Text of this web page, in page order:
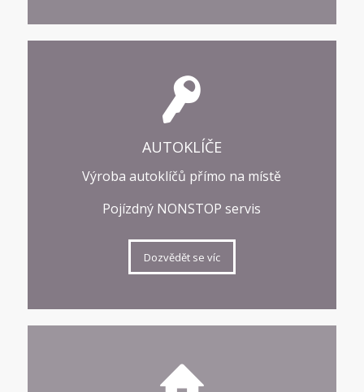
AUTOKLÍČE
Výroba autoklíčů přímo na místě
Pojízdný NONSTOP servis
Dozvědět se víc